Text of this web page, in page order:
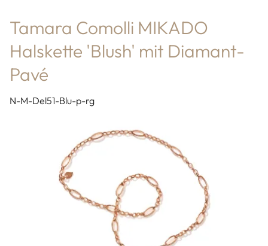
Tamara Comolli MIKADO
Halskette 'Blush' mit Diamant-
Pavé
N-M-Del51-Blu-p-rg